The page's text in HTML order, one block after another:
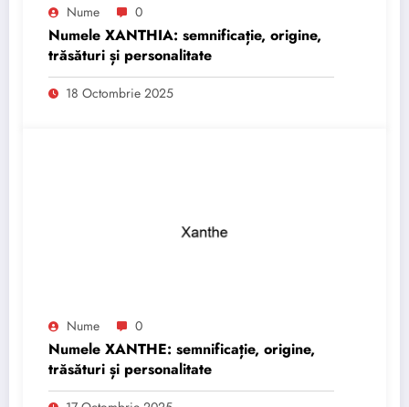
Nume 0
Numele XANTHIA: semnificație, origine,
trăsături și personalitate
18 Octombrie 2025
Nume 0
Numele XANTHE: semnificație, origine,
trăsături și personalitate